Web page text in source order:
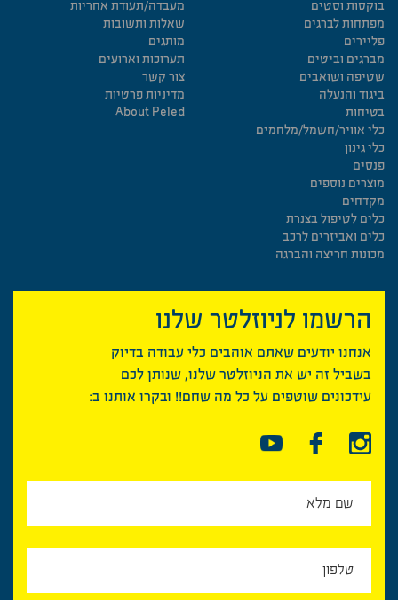
בוקסות וסטים
מפתחות לברגים
פליירים
מברגים וביטים
שטיפה ושואבים
ביגוד והנעלה
בטיחות
כלי אוויר/חשמל/מלחמים
כלי גינון
פנסים
מוצרים נוספים
מקדחים
כלים לטיפול בצנרת
כלים ואביזרים לרכב
מכונות חריצה והברגה
מעבדה/תעודת אחריות
שאלות ותשובות
מותגים
תערוכות וארועים
צור קשר
מדיניות פרטיות
About Peled
הרשמו לניוזלטר שלנו
אנחנו יודעים שאתם אוהבים כלי עבודה בדיוק
בשביל זה יש את הניוזלטר שלנו, שנותן לכם
עידכונים שוטפים על כל מה שחם!! ובקרו אותנו ב: